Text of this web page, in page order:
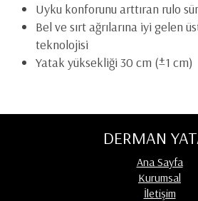
Uyku konforunu arttıran rulo
Bel ve sırt ağrılarına iyi gelen
teknolojisi
Yatak yüksekliği 30 cm (±1 cm)
DERMAN
Ana Sayfa
Kurumsal
İletişim